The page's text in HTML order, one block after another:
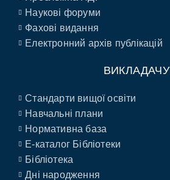
Наукові форуми
Фахові видання
Електронний архів публікацій
ВИКЛАДАЧУ
Стандарти вищої освіти
Навчальні плани
Нормативна база
E-каталог Бібліотеки
Бібліотека
Дні народження